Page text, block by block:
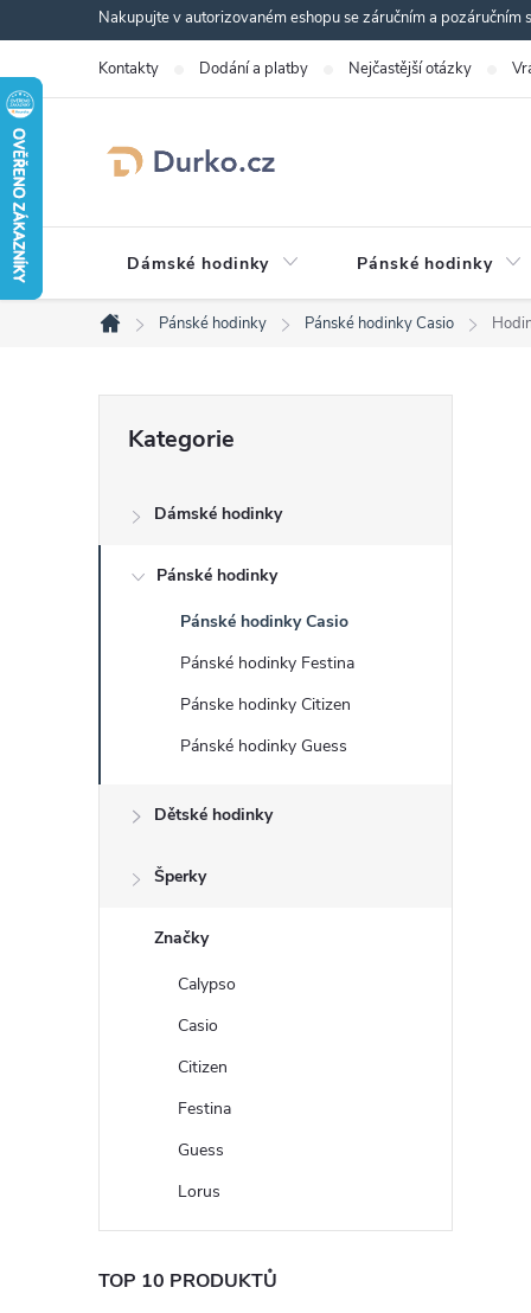
na
obsah
Nakupujte v autorizovaném eshopu se záručním a pozáručním
Kontakty Dodání a platby Nejčastější otázky
Dámské hodinky Pánské hodinky
Domů
Pánské hodinky Pánské hodinky Casio
s
n
kategorie
Kategorie
Dámské hodinky
Pánské hodinky
Pánské hodinky Casio
Pánské hodinky Festina
Pánske hodinky Citizen
Pánské hodinky Guess
Dětské hodinky
Šperky
Značky
Calypso
Casio
Citizen
Festina
Guess
Lorus
TOP 10 PRODUKTŮ